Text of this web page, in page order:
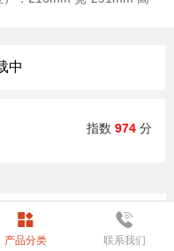
中
指数 974 分
心
产品分类 联系我们